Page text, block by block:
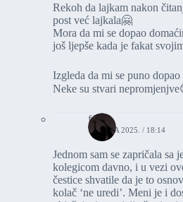
Rekoh da lajkam nakon
post već lajkala🤗
Mora da mi se dopao
još ljepše kada je fakat
Izgleda da mi se puno
Neke su stvari
fey1
17. JULA 2025. / 18:14
Jednom sam se zapričala sa
kolegicom davno, i u vezi
čestice shvatile da je to
kolač ‘ne uredi’. Meni je i